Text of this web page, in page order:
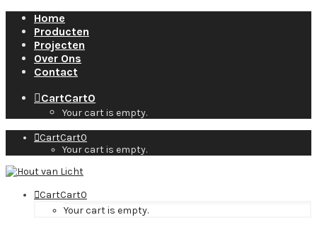
Home
Producten
Projecten
Over Ons
Contact
CartCart0
Your cart is empty.
CartCart0
Your cart is empty.
CartCart0
Your cart is empty.